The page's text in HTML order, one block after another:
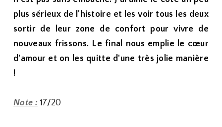
plus sérieux de l'histoire et les voir tous les deux
sortir de leur zone de confort pour vivre de
nouveaux frissons. Le final nous emplie le cœur
d'amour et on les quitte d'une très jolie manière
!
Note : 17/20